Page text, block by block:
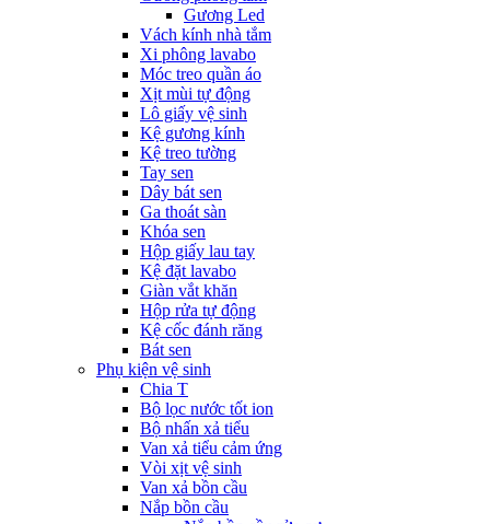
Gương Led
Vách kính nhà tắm
Xi phông lavabo
Móc treo quần áo
Xịt mùi tự động
Lô giấy vệ sinh
Kệ gương kính
Kệ treo tường
Tay sen
Dây bát sen
Ga thoát sàn
Khóa sen
Hộp giấy lau tay
Kệ đặt lavabo
Giàn vắt khăn
Hộp rửa tự động
Kệ cốc đánh răng
Bát sen
Phụ kiện vệ sinh
Chia T
Bộ lọc nước tốt ion
Bộ nhấn xả tiểu
Van xả tiểu cảm ứng
Vòi xịt vệ sinh
Van xả bồn cầu
Nắp bồn cầu